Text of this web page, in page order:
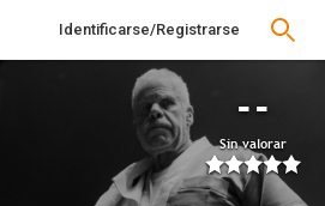
Identificarse/Registrarse
--
Sin valorar